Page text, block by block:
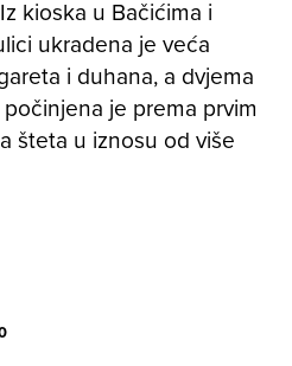
kioska u Bačićima i
ukradena je veća
i duhana, a dvjema
je prema prvim
šteta u iznosu od više